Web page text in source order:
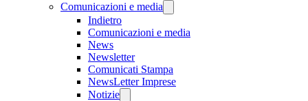
Comunicazioni e media
Indietro
Comunicazioni e media
News
Newsletter
Comunicati Stampa
NewsLetter Imprese
Notizie